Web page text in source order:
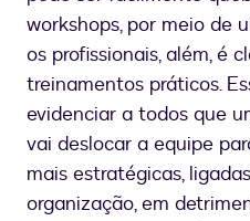
workshops, por meio de
os profissionais, além, é
treinamentos práticos.
evidenciar a todos que
vai deslocar a equipe
mais estratégicas,
organização, em